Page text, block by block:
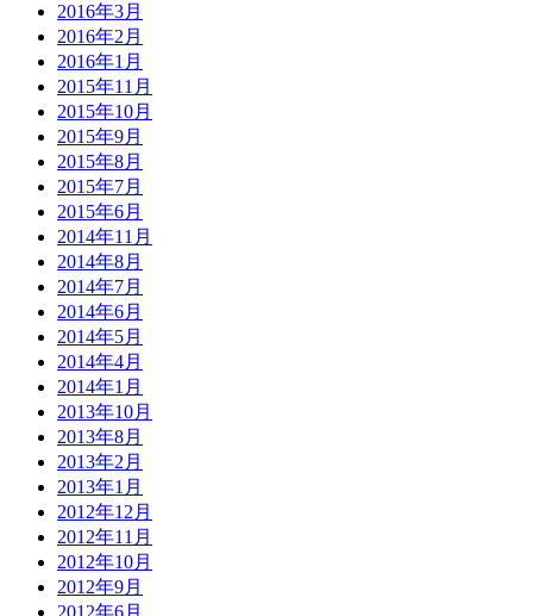
2016年3月
2016年2月
2016年1月
2015年11月
2015年10月
2015年9月
2015年8月
2015年7月
2015年6月
2014年11月
2014年8月
2014年7月
2014年6月
2014年5月
2014年4月
2014年1月
2013年10月
2013年8月
2013年2月
2013年1月
2012年12月
2012年11月
2012年10月
2012年9月